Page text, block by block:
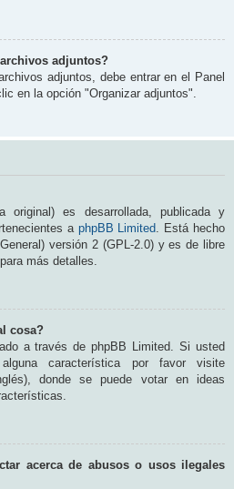
adjuntos?
adjuntos, debe entrar en el Panel
en la opción "Organizar adjuntos".
original) es desarrollada, publicada y
a phpBB Limited. Está hecho
versión 2 (GPL-2.0) y es de libre
para más detalles.
cosa?
a través de phpBB Limited. Si usted
característica por favor visite
donde se puede votar en ideas
acerca de abusos o usos ilegales